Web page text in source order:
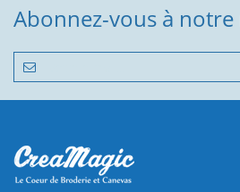
Abonnez-vous à notre